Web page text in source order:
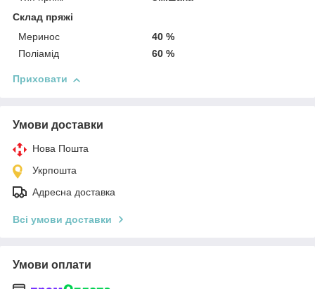
Склад пряжі
Меринос
40 %
Поліамід
60 %
Приховати
Умови доставки
Нова Пошта
Укрпошта
Адресна доставка
Всі умови доставки
Умови оплати